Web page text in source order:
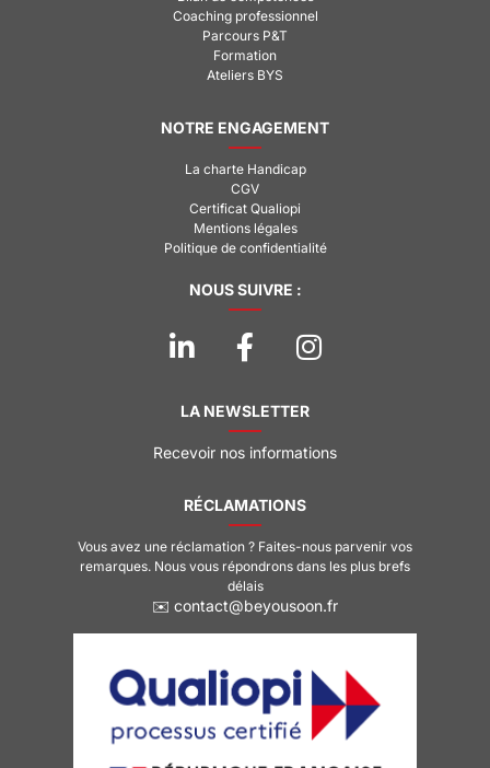
Coaching professionnel
Parcours P&T
Formation
Ateliers BYS
NOTRE ENGAGEMENT
La charte Handicap
CGV
Certificat Qualiopi
Mentions légales
Politique de confidentialité
NOUS SUIVRE :
LA NEWSLETTER
Recevoir nos informations
RÉCLAMATIONS
Vous avez une réclamation ? Faites-nous parvenir vos
remarques. Nous vous répondrons dans les plus brefs
délais
✉️ contact@beyousoon.fr